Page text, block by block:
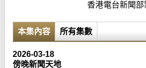
香港電台新聞部
本集內容 所有集數
2026-03-18
傍晚新聞天地